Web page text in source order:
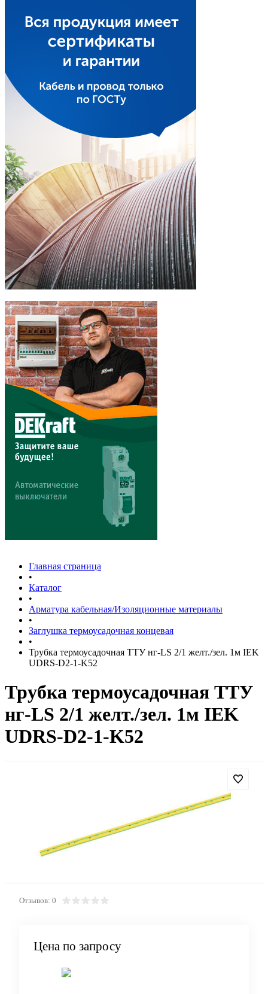
Главная страница
•
Каталог
•
Арматура кабельная/Изоляционные материалы
•
Заглушка термоусадочная концевая
•
Трубка термоусадочная ТТУ нг-LS 2/1 желт./зел. 1м IEK
UDRS-D2-1-K52
Трубка термоусадочная ТТУ
нг-LS 2/1 желт./зел. 1м IEK
UDRS-D2-1-K52
Отзывов: 0
Цена по запросу